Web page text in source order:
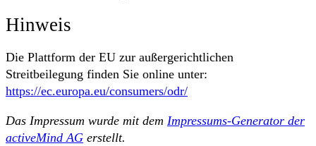
Hinweis
Die Plattform der EU zur außergerichtlichen
Streitbeilegung finden Sie online unter:
https://ec.europa.eu/consumers/odr/
Das Impressum wurde mit dem Impressums-Generator der
activeMind AG erstellt.